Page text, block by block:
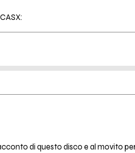
di questo disco e al movito